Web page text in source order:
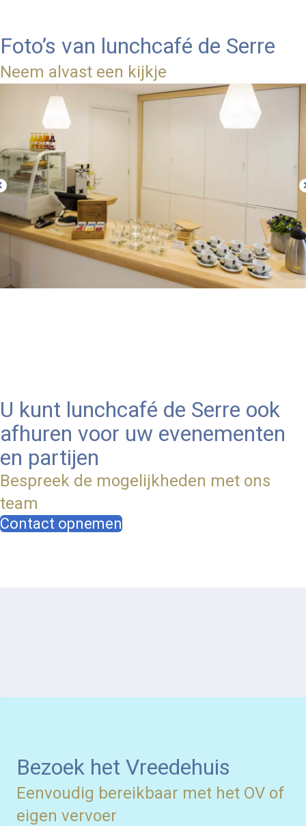
Foto’s van lunchcafé de Serre
Neem alvast een kijkje
U kunt lunchcafé de Serre ook
afhuren voor uw evenementen
en partijen
Bespreek de mogelijkheden met ons
team
Contact opnemen
Bezoek het Vreedehuis
Eenvoudig bereikbaar met het OV of
eigen vervoer